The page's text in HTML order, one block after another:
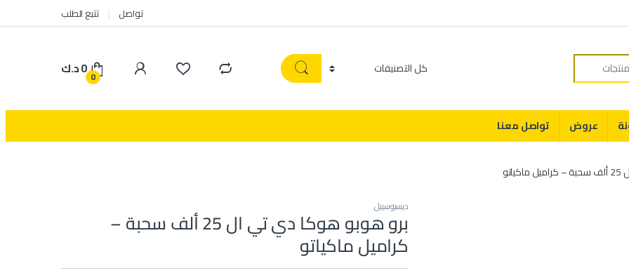
تواصل تتبع الطلب
0
0د.ك
عروض تواصل معنا
ديسبوسيبل
برو هوبو هوكا دي تي ال 25 ألف سحبة –
كراميل ماكياتو